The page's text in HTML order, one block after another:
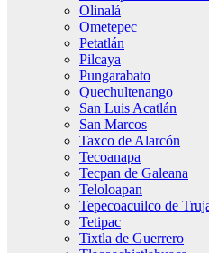
Olinalá
Ometepec
Petatlán
Pilcaya
Pungarabato
Quechultenango
San Luis Acatlán
San Marcos
Taxco de Alarcón
Tecoanapa
Tecpan de Galeana
Teloloapan
Tepecoacuilco de
Tetipac
Tixtla de Guerrero